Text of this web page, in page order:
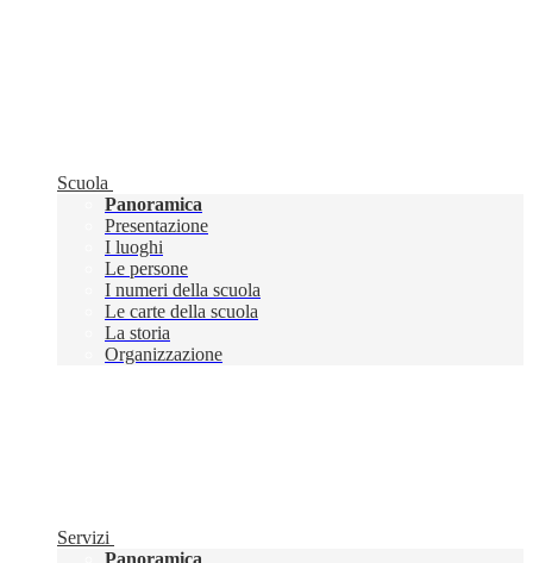
Scuola
Panoramica
Presentazione
I luoghi
Le persone
I numeri della scuola
Le carte della scuola
La storia
Organizzazione
Servizi